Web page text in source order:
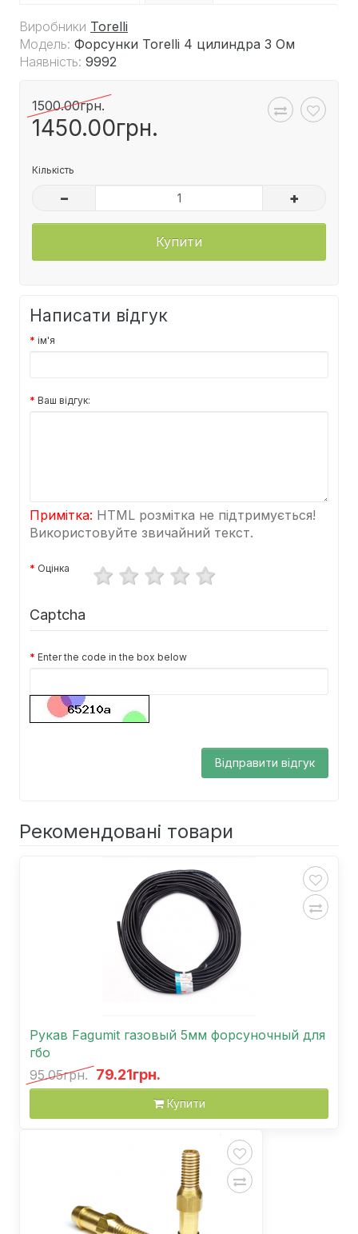
Виробники Torelli
Модель: Форсунки Torelli 4 цилиндра 3 Ом
Наявність: 9992
1500.00грн.
1450.00грн.
Кількість
– +
Купити
Написати відгук
ім'я
Ваш відгук:
Примітка: HTML розмітка не підтримується!
Використовуйте звичайний текст.
Оцінка
Captcha
Enter the code in the box below
Відправити відгук
Рекомендовані товари
Рукав Fagumit газовый 5мм форсуночный для
гбо
95.05грн. 79.21грн.
Купити